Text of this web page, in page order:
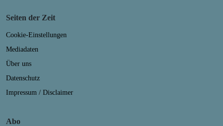
Seiten der Zeit
Cookie-Einstellungen
Mediadaten
Über uns
Datenschutz
Impressum / Disclaimer
Abo